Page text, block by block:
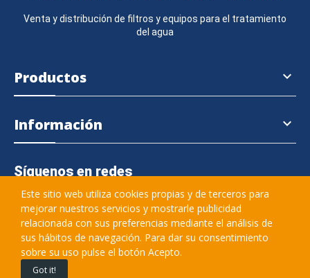
Venta y distribución de filtros y equipos para el tratamiento
del agua
Productos 
Información 
Síguenos en redes
645 364 457
info@waterhome.es
Este sitio web utiliza cookies propias y de terceros para
mejorar nuestros servicios y mostrarle publicidad
relacionada con sus preferencias mediante el análisis de
sus hábitos de navegación. Para dar su consentimiento
sobre su uso pulse el botón Acepto.
Got it!